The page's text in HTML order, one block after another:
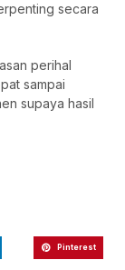
secara
perihal
sampai
supaya hasil
Pinterest